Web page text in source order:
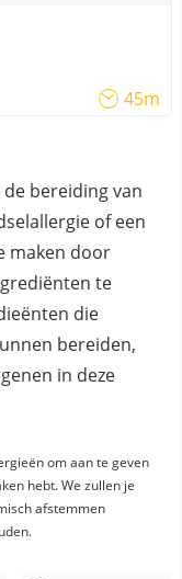
45m
bereiding van
of een
maken door
te
die
bereiden,
in deze
om aan te geven
hebt. We zullen je
afstemmen